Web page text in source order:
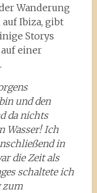
Wanderung
Ibiza, gibt
Storys
einer
und den
da nichts
Wasser! Ich
in
die Zeit als
schaltete ich
zum